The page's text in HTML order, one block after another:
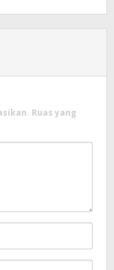
Ruas yang